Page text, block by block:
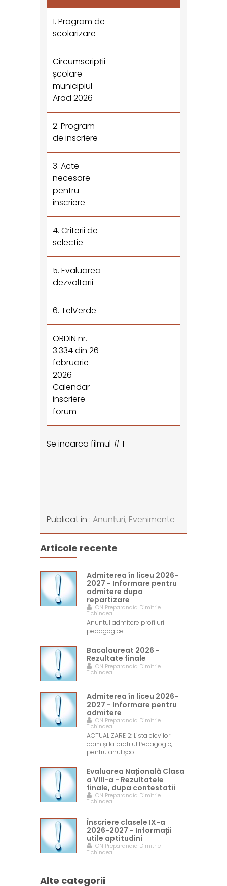
1. Program de
scolarizare
Circumscripții
școlare
municipiul
Arad 2026
2. Program
de inscriere
3. Acte
necesare
pentru
inscriere
4. Criterii de
selectie
5. Evaluarea
dezvoltarii
6. TelVerde
ORDIN nr.
3.334 din 26
februarie
2026
Calendar
inscriere
forum
Se incarca filmul # 1
Publicat in : Anunțuri, Evenimente
Articole recente
Admiterea în liceu 2026-
2027 - Informare pentru
admitere dupa
repartizare
CN Preparandia Dimitrie
Tichindeal
Anuntul admitere profiluri
pedagogice
Bacalaureat 2026 -
Rezultate finale
CN Preparandia Dimitrie
Tichindeal
Admiterea în liceu 2026-
2027 - Informare pentru
admitere
CN Preparandia Dimitrie
Tichindeal
ACTUALIZARE 2: Lista elevilor
admiși la profilul Pedagogic,
pentru anul școl…
Evaluarea Națională Clasa
a VIII-a - Rezultatele
finale, dupa contestatii
CN Preparandia Dimitrie
Tichindeal
Înscriere clasele IX-a
2026-2027 - Informații
utile aptitudini
CN Preparandia Dimitrie
Tichindeal
Alte categorii